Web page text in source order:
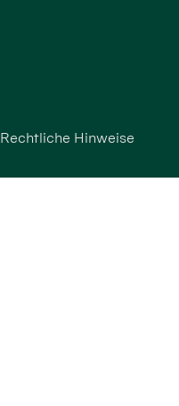
Rechtliche Hinweise